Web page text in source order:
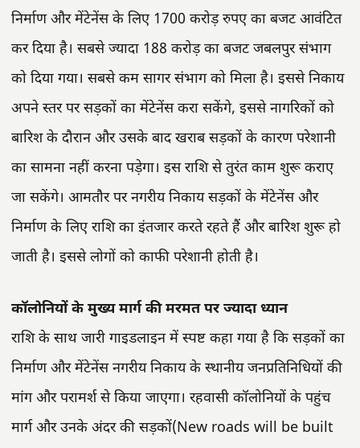
निर्माण और मेंटेनेंस के लिए 1700 करोड़ रुपए का बजट आवंटित
कर दिया है। सबसे ज्यादा 188 करोड़ का बजट जबलपुर संभाग
को दिया गया। सबसे कम सागर संभाग को मिला है। इससे निकाय
अपने स्तर पर सड़कों का मेंटेनेंस करा सकेंगे, इससे नागरिकों को
बारिश के दौरान और उसके बाद खराब सड़कों के कारण परेशानी
का सामना नहीं करना पड़ेगा। इस राशि से तुरंत काम शुरू कराए
जा सकेंगे। आमतौर पर नगरीय निकाय सड़कों के मेंटेनेंस और
निर्माण के लिए राशि का इंतजार करते रहते हैं और बारिश शुरू हो
जाती है। इससे लोगों को काफी परेशानी होती है।
कॉलोनियों के मुख्य मार्ग की मरमत पर ज्यादा ध्यान
राशि के साथ जारी गाइडलाइन में स्पष्ट कहा गया है कि सड़कों का
निर्माण और मेंटेनेंस नगरीय निकाय के स्थानीय जनप्रतिनिधियों की
मांग और परामर्श से किया जाएगा। रहवासी कॉलोनियों के पहुंच
मार्ग और उनके अंदर की सड़कों(New roads will be built